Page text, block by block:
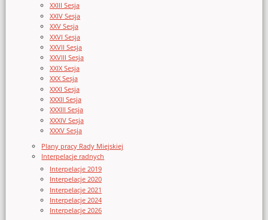
XXIII Sesja
XXIV Sesja
XXV Sesja
XXVI Sesja
XXVII Sesja
XXVIII Sesja
XXIX Sesja
XXX Sesja
XXXI Sesja
XXXII Sesja
XXXIII Sesja
XXXIV Sesja
XXXV Sesja
Plany pracy Rady Miejskiej
Interpelacje radnych
Interpelacje 2019
Interpelacje 2020
Interpelacje 2021
Interpelacje 2024
Interpelacje 2026